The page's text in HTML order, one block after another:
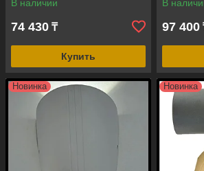
мощность = 6 Вт, 3000K,
В наличии
74 430 ₸
Купить
В
97 400
Новинка Новинка